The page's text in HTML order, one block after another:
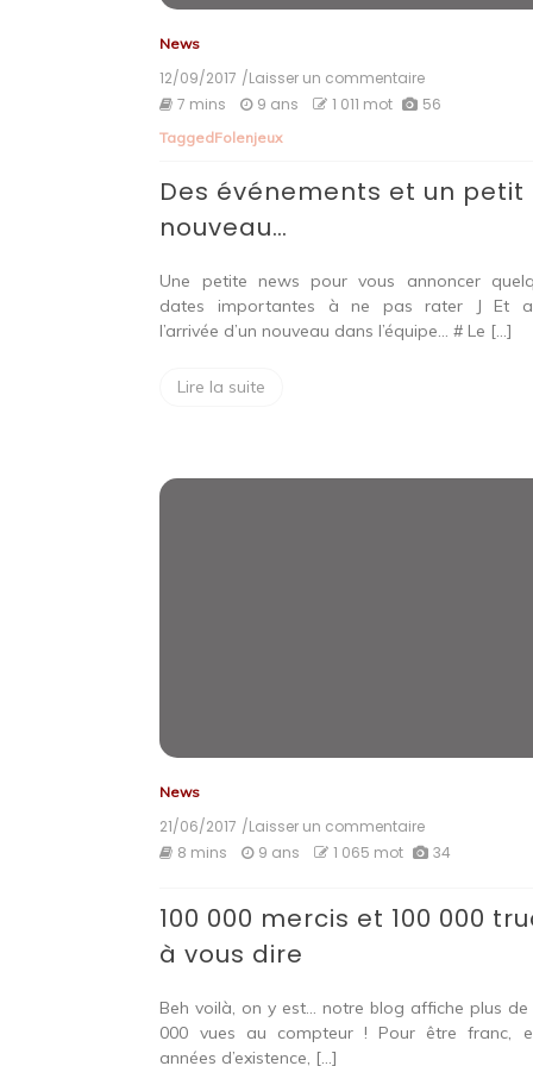
News
12/09/2017 /Laisser un commentaire
Des
petit
nouveau…
7 mins 9 ans 1 011 mot 56
TaggedFolenjeux
Des événements et un petit
nouveau…
Une petite news pour vous annoncer
dates importantes à ne pas rater J Et
l’arrivée d’un nouveau dans l’équipe… # Le […]
Lire la suite
News
21/06/2017 /Laisser un commentaire
100
et
100
à
vous
dire
8 mins 9 ans 1 065 mot 34
100 000 mercis et 100 000
à vous dire
Beh voilà, on y est… notre blog affiche plus de
000 vues au compteur ! Pour être franc,
années d’existence, […]